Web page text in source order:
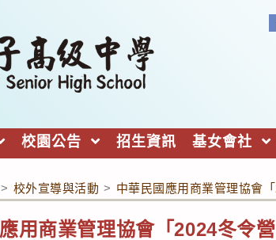
校園公告 招生資訊 基女會社
> 校外宣導與活動 > 中華民國應用商業管理協會
用商業管理協會「2024冬令